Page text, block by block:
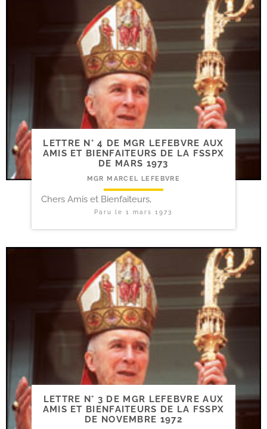
LETTRE N° 4 DE MGR LEFEBVRE AUX
AMIS ET BIENFAITEURS DE LA FSSPX
DE MARS 1973
MGR MARCEL LEFEBVRE
Chers Amis et Bienfaiteurs,
Paru le1 mars 1973
LETTRE N° 3 DE MGR LEFEBVRE AUX
AMIS ET BIENFAITEURS DE LA FSSPX
DE NOVEMBRE 1972